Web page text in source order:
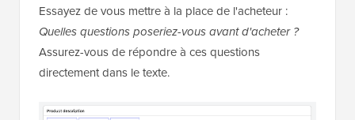
Essayez de vous mettre à la place de l'acheteur :
Quelles questions poseriez-vous avant d'acheter ?
Assurez-vous de répondre à ces questions
directement dans le texte.